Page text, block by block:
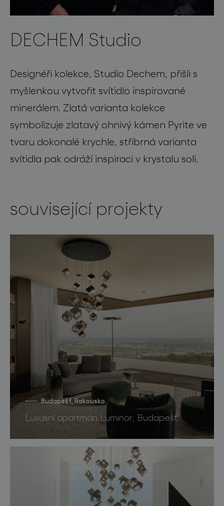
DECHEM Studio
Designéři kolekce, Studio Dechem, přišli s
myšlenkou vytvořit svítidlo inspirované
minerálem. Zlatá varianta kolekce
symbolizuje zlatavý ohnivý kámen Pyrite ve
tvaru dokonalé krychle, stříbrná varianta
svítidla pak odráží inspiraci v krystalu soli.
související projekty
Budapešť, Rakousko
Luxusní apartmán Luminor, Budapešť